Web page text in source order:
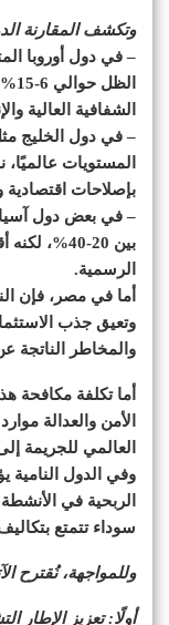
وتكشف المقارنة
– في دول أوروبا
الشفافية العالية
– في دول الخليج
بإصلاحات
– في بعض دول آسيا
بين 20-
الرسمية.
أما في مصر، فإن
وتعيق جذب
والمخاطر الناتجة
أما تكلفة مكافحة
الأمن والعدالة
العالمي للجريمة
وفي الدول
الربحية في
سوداء تتمتع
وللمواجهة، نُقترح
أولًا: تعزيز الإطار